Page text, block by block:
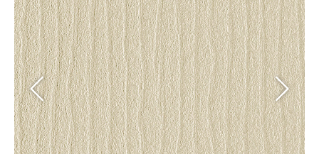
カーテン
床材
ブランド・コレクション
Lilycolor Coordinate 着せ替えシミュレーション
カタログ一覧 トップ
壁紙
カーテン
床材
サステナブル商品
ノンワックス床タイル
壁紙機能性ガイド
施工事例
施工事例 トップ
医療・福祉施設
ホテル・オフィス・店舗
モデルハウス
新築戸建・マンション
リリカラノート
ショールーム